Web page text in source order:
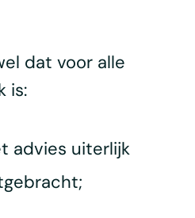
dat voor alle
is:
advies uiterlijk